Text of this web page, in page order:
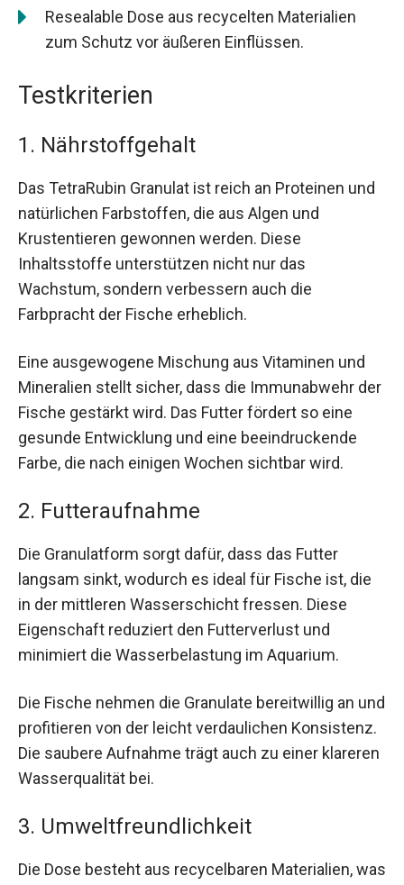
Resealable Dose aus recycelten Materialien
zum Schutz vor äußeren Einflüssen.
Testkriterien
1. Nährstoffgehalt
Das TetraRubin Granulat ist reich an Proteinen und
natürlichen Farbstoffen, die aus Algen und
Krustentieren gewonnen werden. Diese
Inhaltsstoffe unterstützen nicht nur das
Wachstum, sondern verbessern auch die
Farbpracht der Fische erheblich.
Eine ausgewogene Mischung aus Vitaminen und
Mineralien stellt sicher, dass die Immunabwehr der
Fische gestärkt wird. Das Futter fördert so eine
gesunde Entwicklung und eine beeindruckende
Farbe, die nach einigen Wochen sichtbar wird.
2. Futteraufnahme
Die Granulatform sorgt dafür, dass das Futter
langsam sinkt, wodurch es ideal für Fische ist, die
in der mittleren Wasserschicht fressen. Diese
Eigenschaft reduziert den Futterverlust und
minimiert die Wasserbelastung im Aquarium.
Die Fische nehmen die Granulate bereitwillig an und
profitieren von der leicht verdaulichen Konsistenz.
Die saubere Aufnahme trägt auch zu einer klareren
Wasserqualität bei.
3. Umweltfreundlichkeit
Die Dose besteht aus recycelbaren Materialien, was